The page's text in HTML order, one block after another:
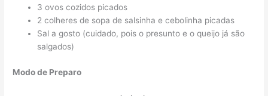
3 ovos cozidos picados
2 colheres de sopa de salsinha e cebolinha picadas
Sal a gosto (cuidado, pois o presunto e o queijo já são
salgados)
Modo de Preparo